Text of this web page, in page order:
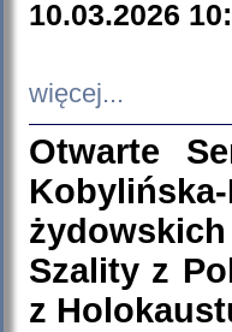
10.03.2026
więcej...
Otwarte
Szality z
z